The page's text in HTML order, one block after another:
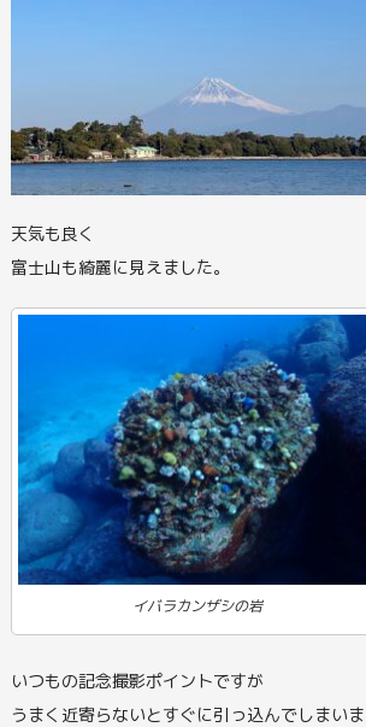
天気も良く
富士山も綺麗に見えました。
イバラカンザシの岩
いつもの記念撮影ポイントですが
うまく近寄らないとすぐに引っ込んでしまいま